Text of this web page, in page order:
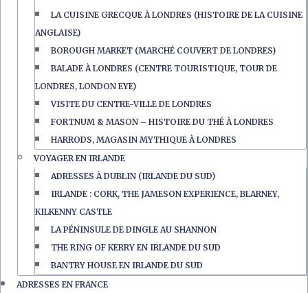
LA CUISINE GRECQUE À LONDRES (HISTOIRE DE LA CUISINE
ANGLAISE)
BOROUGH MARKET (MARCHÉ COUVERT DE LONDRES)
BALADE À LONDRES (CENTRE TOURISTIQUE, TOUR DE
LONDRES, LONDON EYE)
VISITE DU CENTRE-VILLE DE LONDRES
FORTNUM & MASON – HISTOIRE DU THÉ À LONDRES
HARRODS, MAGASIN MYTHIQUE À LONDRES
VOYAGER EN IRLANDE
ADRESSES À DUBLIN (IRLANDE DU SUD)
IRLANDE : CORK, THE JAMESON EXPERIENCE, BLARNEY,
KILKENNY CASTLE
LA PÉNINSULE DE DINGLE AU SHANNON
THE RING OF KERRY EN IRLANDE DU SUD
BANTRY HOUSE EN IRLANDE DU SUD
ADRESSES EN FRANCE